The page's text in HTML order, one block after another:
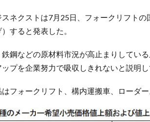
スネクストは7月25日、フォークリフト
）すると発表した。
鋼などの原材料市況が高止まりしてい
プを企業努力で吸収しきれないと説明し
フォークリフト、構内運搬車、ローダー